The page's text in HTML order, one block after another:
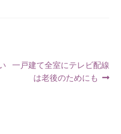
次
一戸建て全室にテレビ配線
は老後のためにも